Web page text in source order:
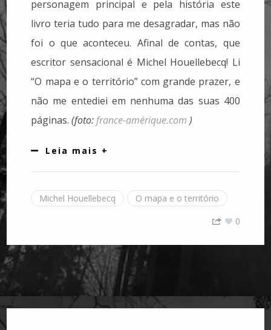
personagem principal e pela história este
livro teria tudo para me desagradar, mas não
foi o que aconteceu. Afinal de contas, que
escritor sensacional é Michel Houellebecq! Li
“O mapa e o território” com grande prazer, e
não me entediei em nenhuma das suas 400
páginas.(foto: france-amérique.com )
Leia mais +
Michel Houellebecq
O mapa e o território
0